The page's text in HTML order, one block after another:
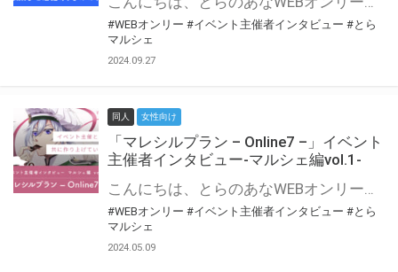
#WEBオンリー #イベント主催者インタビュー #とら
マルシェ
2024.09.27
同人 女性向け
「マレシルプラン – Online7 –」イベント
主催者インタビュー-マルシェ編vol.1-
こんにちは、とらのあなWEBオンリー運営スタッフです。 新たにお届けする、イベント主催者インタビュー-マルシェ編-は、 とらのあなWEBオンリー「マルシェ」をご利用した主催様に 「マルシェ」を使って開催した感想や心がけをお聞きする企画です。 今回は、WEBオンリー開催7回目迎えた「マレシルプラン – Online7 –」より、 主催の玉川うた様にお話を伺いました。 ▼マレシルプランのインタビュー前回記事 「イベント主催者インタビュー vol.6」はこちら 協力：玉川うた様（マレシルプラン実行委員会 代表）／イベント公式Twitter（@mallesil_plan） とらのあなWEBオンリー「マルシェ」とは？ WEBオンリーでリアルタイムでコミュニケーションがとれるオンライン会場です。
#WEBオンリー #イベント主催者インタビュー #とら
マルシェ
2024.05.09